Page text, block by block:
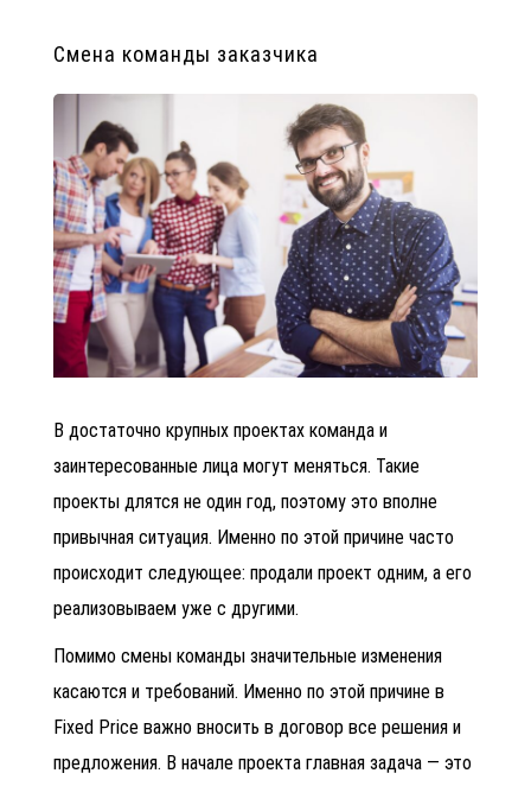
Смена команды заказчика
В достаточно крупных проектах команда и
заинтересованные лица могут меняться. Такие
проекты длятся не один год, поэтому это вполне
привычная ситуация. Именно по этой причине часто
происходит следующее: продали проект одним, а его
реализовываем уже с другими.
Помимо смены команды значительные изменения
касаются и требований. Именно по этой причине в
Fixed Price важно вносить в договор все решения и
предложения. В начале проекта главная задача — это